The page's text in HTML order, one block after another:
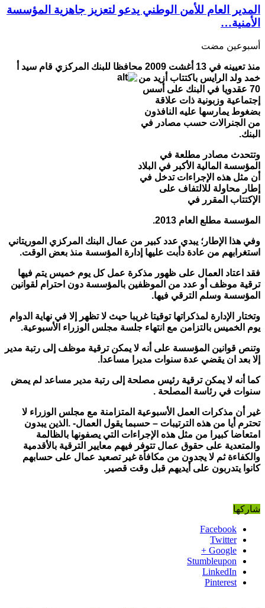
المدير العام للأمن الوطني يدعو لتعزيز جاهزية المؤسسة
الأمنية…
‏أسبوعين مضت
منذ تعيينه في 13 أغشت 2009 محافظا للبنك المركزي قام سيد أ
خمد ولد الرايس باكتتاب أزيد من
70 عقدويا في البنك على أسس
إجتماعية وزبونية ذات علاقة
بضغوط يمارسها عليه النافذون
من الجنرالات حسب مصادر في
البنك.
وتتحدث مصادر مطلعة في
المؤسسة المالية الأكبر في البلاد
أن مثل هذه الإجراءات تدخل في
إطار محاولة للالتفاف على
الإكتتاب المقرر في
المؤسسة مطلع العام 2013.
وفي هذا الإطار؛ يبدي عدد كبير من عمال البنك المركزي الموريتاني
استغرابهم من عادة دأبت عليها إدارة المؤسسة منذ بعض الوقت.
فقد اعتاد العمال على ظهور مذكرة عمل كل يوم خميس يتم فيها
ترقية موظف أو عدد من الموظفين بالمؤسسة دون احترام لقوانين
المؤسسة وسلم الترقي فيها.
وتختار الإدارة لمذكراتها توقيتا غريبا حيث لا تظهر إلا في نهاية الدوام
يوم الخميس بالتزامن مع انتهاء جلسة مجلس الوزراء الأسبوعية.
وتنص قوانين المؤسسة على أنه لا يمكن ترقية موظف إلى رتبة مدير
إلا بعد ان يقضي عدة سنوات مديرا مساعدا.
كما أنه لا يمكن ترقية رئيس مصلحة إلى رتبة مدير مساعد لم يمض
سنوات في رئاسة المصلحة .
غير أن مذكرات العمل الأسبوعية المتزامنة مع مجلس الوزراء لا
تحترم أيا من هذه الترتيبات – حسبما يقول العمال- .الذين يبدون
امتعاضا كبيرا من مثل هذه الإجراءات التي يصفونها بالظالمة
والمتعدية على حقوق عمال تتوفر فيهم معايير الترقية بالأقدمية
والكفاءة ثم لا يجدون من مكافأة غير تصعيد عمال على حسابهم
كانوا يتدربون على أيديهم قبل وقت قصير.
شاركها
Facebook
Twitter
Google +
Stumbleupon
LinkedIn
Pinterest